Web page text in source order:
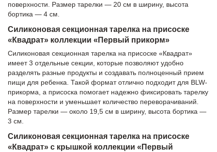
поверхности. Размер тарелки — 20 см в ширину, высота
бортика — 4 см.
Силиконовая секционная тарелка на присоске
«Квадрат» коллекции «Первый прикорм»
Силиконовая секционная тарелка на присоске «Квадрат»
имеет 3 отдельные секции, которые позволяют удобно
разделять разные продукты и создавать полноценный прием
пищи для ребенка. Такой формат отлично подходит для BLW-
прикорма, а присоска помогает надежно фиксировать тарелку
на поверхности и уменьшает количество переворачиваний.
Размер тарелки — около 19,5 см в ширину, высота бортика —
3 см.
Силиконовая секционная тарелка на присоске
«Квадрат» с крышкой коллекции «Первый